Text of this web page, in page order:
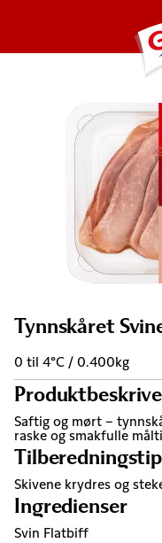
Tynnskåret
0 til 4°C / 0.400kg
Saftig og mørt –
raske og smakfulle
Skivene krydres og
Ingredienser
Svin Flatbiff